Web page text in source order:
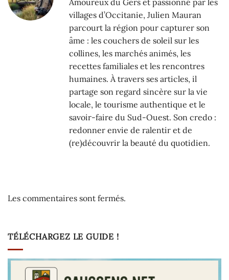
villages d’Occitanie, Julien Mauran
parcourt la région pour capturer son
âme : les couchers de soleil sur les
collines, les marchés animés, les
recettes familiales et les rencontres
humaines. À travers ses articles, il
partage son regard sincère sur la vie
locale, le tourisme authentique et le
savoir-faire du Sud-Ouest. Son credo :
redonner envie de ralentir et de
(re)découvrir la beauté du quotidien.
Les commentaires sont fermés.
TÉLÉCHARGEZ LE GUIDE !